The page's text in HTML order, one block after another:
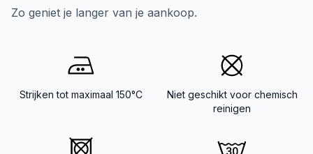
Zo geniet je langer van je aankoop.
Strijken tot maximaal 150°C
Niet geschikt voor chemisch
reinigen